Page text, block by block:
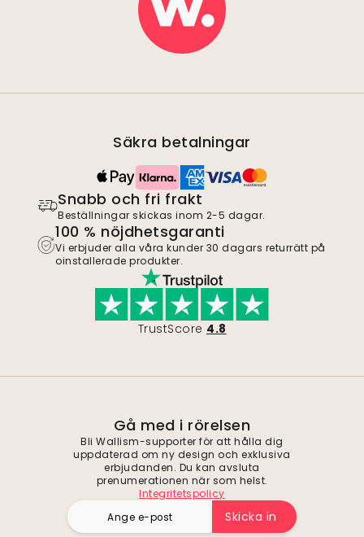
Säkra betalningar
Snabb och fri frakt
Beställningar skickas inom 2-5 dagar.
100 % nöjdhetsgaranti
Vi erbjuder alla våra kunder 30 dagars returrätt på
oinstallerade produkter.
TrustScore 4.8
Gå med i rörelsen
Bli Wallism-supporter för att hålla dig
uppdaterad om ny design och exklusiva
erbjudanden. Du kan avsluta
prenumerationen när som helst.
Integritetspolicy
Skicka in